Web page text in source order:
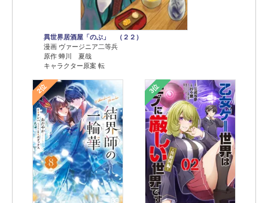
異世界居酒屋「のぶ」 （２２）
漫画 ヴァージニア二等兵
原作 蝉川 夏哉
キャラクター原案 転
2位 3位